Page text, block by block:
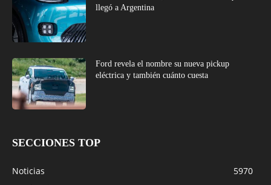
llegó a Argentina
Ford revela el nombre su nueva pickup
eléctrica y también cuánto cuesta
SECCIONES TOP
Noticias
5970